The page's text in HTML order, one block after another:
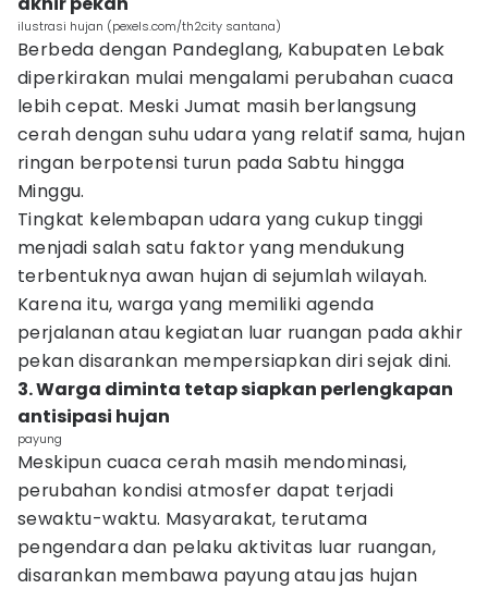
ilustrasi hujan (pexels.com/th2city santana)
Berbeda dengan Pandeglang, Kabupaten Lebak
diperkirakan mulai mengalami perubahan cuaca
lebih cepat. Meski Jumat masih berlangsung
cerah dengan suhu udara yang relatif sama, hujan
ringan berpotensi turun pada Sabtu hingga
Minggu.
Tingkat kelembapan udara yang cukup tinggi
menjadi salah satu faktor yang mendukung
terbentuknya awan hujan di sejumlah wilayah.
Karena itu, warga yang memiliki agenda
perjalanan atau kegiatan luar ruangan pada akhir
pekan disarankan mempersiapkan diri sejak dini.
3. Warga diminta tetap siapkan perlengkapan
antisipasi hujan
payung
Meskipun cuaca cerah masih mendominasi,
perubahan kondisi atmosfer dapat terjadi
sewaktu-waktu. Masyarakat, terutama
pengendara dan pelaku aktivitas luar ruangan,
disarankan membawa payung atau jas hujan